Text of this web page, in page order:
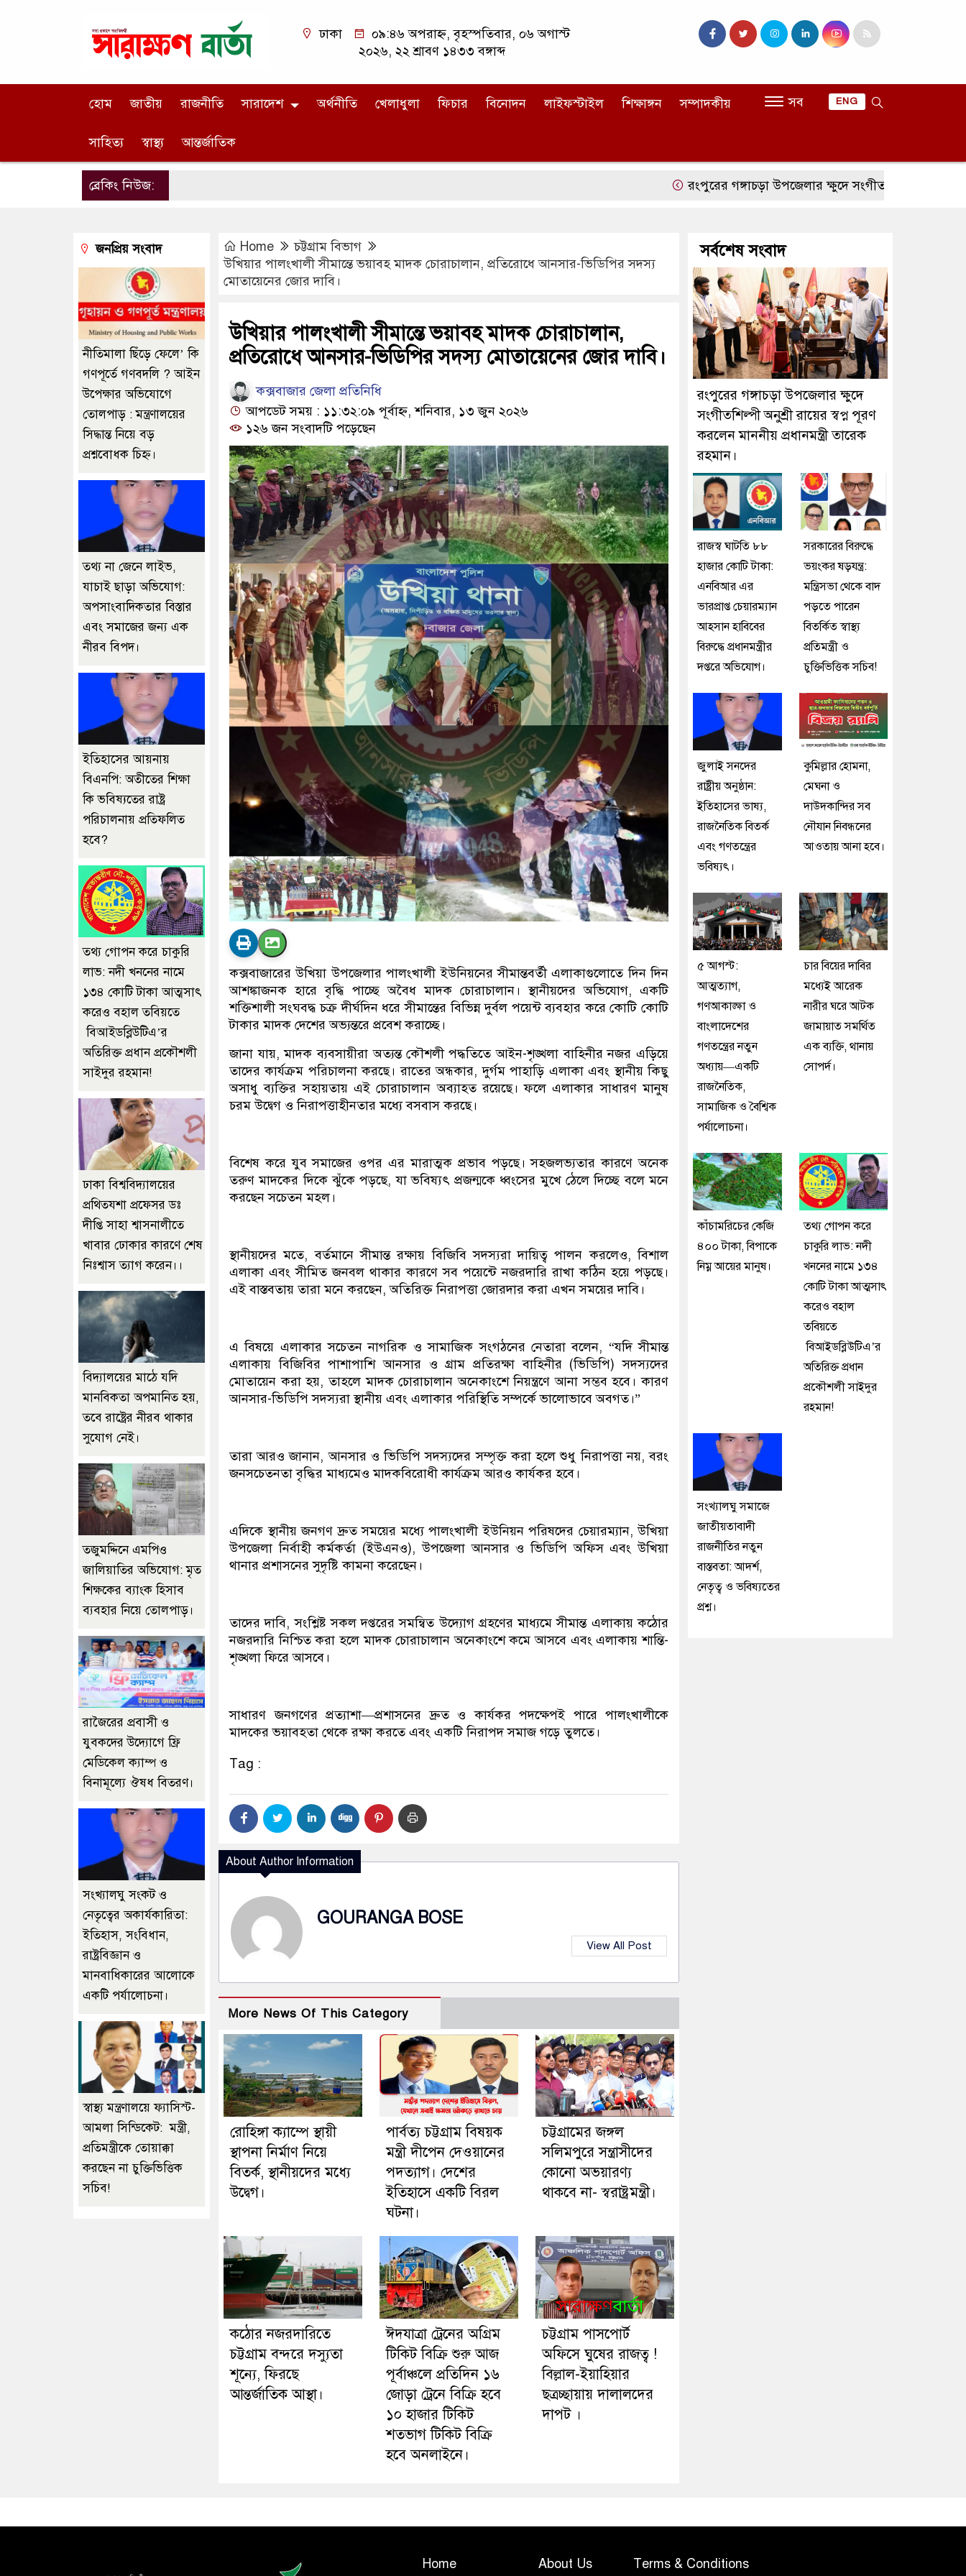
ঢাকা
০৯:৪৬ অপরাহ্ন, বৃহস্পতিবার, ০৬ অগাস্ট
২০২৬, ২২ শ্রাবণ ১৪৩৩ বঙ্গাব্দ
হোম জাতীয় রাজনীতি সারাদেশ অর্থনীতি খেলাধুলা ফিচার বিনোদন লাইফস্টাইল শিক্ষাঙ্গন সম্পাদকীয়
সাহিত্য স্বাস্থ্য আন্তর্জাতিক
সব ENG
ব্রেকিং নিউজ: রংপুরের গঙ্গাচড়া উপজেলার ক্ষুদে সংগীতশিল্পী অনুশ্রী রায়ের স্বপ্ন
Home
চট্টগ্রাম বিভাগ
উখিয়ার পালংখালী সীমান্তে ভয়াবহ মাদক চোরাচালান, প্রতিরোধে আনসার-ভিডিপির সদস্য
মোতায়েনের জোর দাবি।
উখিয়ার পালংখালী সীমান্তে ভয়াবহ মাদক চোরাচালান,
প্রতিরোধে আনসার-ভিডিপির সদস্য মোতায়েনের জোর দাবি।
কক্সবাজার জেলা প্রতিনিধি
আপডেট সময় : ১১:৩২:০৯ পূর্বাহ্ন, শনিবার, ১৩ জুন ২০২৬
১২৬ জন সংবাদটি পড়েছেন
কক্সবাজারের উখিয়া উপজেলার পালংখালী ইউনিয়নের সীমান্তবর্তী এলাকাগুলোতে দিন দিন
আশঙ্কাজনক হারে বৃদ্ধি পাচ্ছে অবৈধ মাদক চোরাচালান। স্থানীয়দের অভিযোগ, একটি
শক্তিশালী সংঘবদ্ধ চক্র দীর্ঘদিন ধরে সীমান্তের বিভিন্ন দুর্বল পয়েন্ট ব্যবহার করে কোটি কোটি
টাকার মাদক দেশের অভ্যন্তরে প্রবেশ করাচ্ছে।
জানা যায়, মাদক ব্যবসায়ীরা অত্যন্ত কৌশলী পদ্ধতিতে আইন-শৃঙ্খলা বাহিনীর নজর এড়িয়ে
তাদের কার্যক্রম পরিচালনা করছে। রাতের অন্ধকার, দুর্গম পাহাড়ি এলাকা এবং স্থানীয় কিছু
অসাধু ব্যক্তির সহায়তায় এই চোরাচালান অব্যাহত রয়েছে। ফলে এলাকার সাধারণ মানুষ
চরম উদ্বেগ ও নিরাপত্তাহীনতার মধ্যে বসবাস করছে।
বিশেষ করে যুব সমাজের ওপর এর মারাত্মক প্রভাব পড়ছে। সহজলভ্যতার কারণে অনেক
তরুণ মাদকের দিকে ঝুঁকে পড়ছে, যা ভবিষ্যৎ প্রজন্মকে ধ্বংসের মুখে ঠেলে দিচ্ছে বলে মনে
করছেন সচেতন মহল।
স্থানীয়দের মতে, বর্তমানে সীমান্ত রক্ষায় বিজিবি সদস্যরা দায়িত্ব পালন করলেও, বিশাল
এলাকা এবং সীমিত জনবল থাকার কারণে সব পয়েন্টে নজরদারি রাখা কঠিন হয়ে পড়ছে।
এই বাস্তবতায় তারা মনে করছেন, অতিরিক্ত নিরাপত্তা জোরদার করা এখন সময়ের দাবি।
এ বিষয়ে এলাকার সচেতন নাগরিক ও সামাজিক সংগঠনের নেতারা বলেন, “যদি সীমান্ত
এলাকায় বিজিবির পাশাপাশি আনসার ও গ্রাম প্রতিরক্ষা বাহিনীর (ভিডিপি) সদস্যদের
মোতায়েন করা হয়, তাহলে মাদক চোরাচালান অনেকাংশে নিয়ন্ত্রণে আনা সম্ভব হবে। কারণ
আনসার-ভিডিপি সদস্যরা স্থানীয় এবং এলাকার পরিস্থিতি সম্পর্কে ভালোভাবে অবগত।”
তারা আরও জানান, আনসার ও ভিডিপি সদস্যদের সম্পৃক্ত করা হলে শুধু নিরাপত্তা নয়, বরং
জনসচেতনতা বৃদ্ধির মাধ্যমেও মাদকবিরোধী কার্যক্রম আরও কার্যকর হবে।
এদিকে স্থানীয় জনগণ দ্রুত সময়ের মধ্যে পালংখালী ইউনিয়ন পরিষদের চেয়ারম্যান, উখিয়া
উপজেলা নির্বাহী কর্মকর্তা (ইউএনও), উপজেলা আনসার ও ভিডিপি অফিস এবং উখিয়া
থানার প্রশাসনের সুদৃষ্টি কামনা করেছেন।
তাদের দাবি, সংশ্লিষ্ট সকল দপ্তরের সমন্বিত উদ্যোগ গ্রহণের মাধ্যমে সীমান্ত এলাকায় কঠোর
নজরদারি নিশ্চিত করা হলে মাদক চোরাচালান অনেকাংশে কমে আসবে এবং এলাকায় শান্তি-
শৃঙ্খলা ফিরে আসবে।
সাধারণ জনগণের প্রত্যাশা—প্রশাসনের দ্রুত ও কার্যকর পদক্ষেপই পারে পালংখালীকে
মাদকের ভয়াবহতা থেকে রক্ষা করতে এবং একটি নিরাপদ সমাজ গড়ে তুলতে।
Tag :
About Author Information
GOURANGA BOSE
View All Post
More News Of This Category
রোহিঙ্গা ক্যাম্পে স্থায়ী
স্থাপনা নির্মাণ নিয়ে
বিতর্ক, স্থানীয়দের মধ্যে
উদ্বেগ।
পার্বত্য চট্টগ্রাম বিষয়ক
মন্ত্রী দীপেন দেওয়ানের
পদত্যাগ। দেশের
ইতিহাসে একটি বিরল
ঘটনা।
চট্টগ্রামের জঙ্গল
সলিমপুরে সন্ত্রাসীদের
কোনো অভয়ারণ্য
থাকবে না- স্বরাষ্ট্রমন্ত্রী।
কঠোর নজরদারিতে
চট্টগ্রাম বন্দরে দস্যুতা
শূন্যে, ফিরছে
আন্তর্জাতিক আস্থা।
ঈদযাত্রা ট্রেনের অগ্রিম
টিকিট বিক্রি শুরু আজ
পূর্বাঞ্চলে প্রতিদিন ১৬
জোড়া ট্রেনে বিক্রি হবে
১০ হাজার টিকিট
শতভাগ টিকিট বিক্রি
হবে অনলাইনে।
চট্টগ্রাম পাসপোর্ট
অফিসে ঘুষের রাজত্ব !
বিল্লাল-ইয়াহিয়ার
ছত্রচ্ছায়ায় দালালদের
দাপট ।
জনপ্রিয় সংবাদ
নীতিমালা ছিঁড়ে ফেলে’ কি
গণপূর্তে গণবদলি ? আইন
উপেক্ষার অভিযোগে
তোলপাড় : মন্ত্রণালয়ের
সিদ্ধান্ত নিয়ে বড়
প্রশ্নবোধক চিহ্ন।
তথ্য না জেনে লাইভ,
যাচাই ছাড়া অভিযোগ:
অপসাংবাদিকতার বিস্তার
এবং সমাজের জন্য এক
নীরব বিপদ।
ইতিহাসের আয়নায়
বিএনপি: অতীতের শিক্ষা
কি ভবিষ্যতের রাষ্ট্র
পরিচালনায় প্রতিফলিত
হবে?
তথ্য গোপন করে চাকুরি
লাভ: নদী খননের নামে
১৩৪ কোটি টাকা আত্মসাৎ
করেও বহাল তবিয়তে
বিআইডব্লিউটিএ’র
অতিরিক্ত প্রধান প্রকৌশলী
সাইদুর রহমান!
ঢাকা বিশ্ববিদ্যালয়ের
প্রথিতযশা প্রফেসর ডঃ
দীপ্তি সাহা শ্বাসনালীতে
খাবার ঢোকার কারণে শেষ
নিঃশ্বাস ত্যাগ করেন।।
বিদ্যালয়ের মাঠে যদি
মানবিকতা অপমানিত হয়,
তবে রাষ্ট্রের নীরব থাকার
সুযোগ নেই।
তজুমদ্দিনে এমপিও
জালিয়াতির অভিযোগ: মৃত
শিক্ষকের ব্যাংক হিসাব
ব্যবহার নিয়ে তোলপাড়।
রাজৈরের‌ প্রবাসী ও
যুবকদের উদ্যোগে ফ্রি
মেডিকেল ক্যাম্প ও
বিনামূল্যে ঔষধ বিতরণ।
সংখ্যালঘু সংকট ও
নেতৃত্বের অকার্যকারিতা:
ইতিহাস, সংবিধান,
রাষ্ট্রবিজ্ঞান ও
মানবাধিকারের আলোকে
একটি পর্যালোচনা।
স্বাস্থ্য মন্ত্রণালয়ে ফ্যাসিস্ট-
আমলা সিন্ডিকেট: মন্ত্রী,
প্রতিমন্ত্রীকে তোয়াক্কা
করছেন না চুক্তিভিত্তিক
সচিব!
সর্বশেষ সংবাদ
রংপুরের গঙ্গাচড়া উপজেলার ক্ষুদে
সংগীতশিল্পী অনুশ্রী রায়ের স্বপ্ন পূরণ
করলেন মাননীয় প্রধানমন্ত্রী তারেক
রহমান।
রাজস্ব ঘাটতি ৮৮
হাজার কোটি টাকা:
এনবিআর এর
ভারপ্রাপ্ত চেয়ারম্যান
আহসান হাবিবের
বিরুদ্ধে প্রধানমন্ত্রীর
দপ্তরে অভিযোগ।
সরকারের বিরুদ্ধে
ভয়ংকর ষড়যন্ত্র:
মন্ত্রিসভা থেকে বাদ
পড়তে পারেন
বিতর্কিত স্বাস্থ্য
প্রতিমন্ত্রী ও
চুক্তিভিত্তিক সচিব!
জুলাই সনদের
রাষ্ট্রীয় অনুষ্ঠান:
ইতিহাসের ভাষ্য,
রাজনৈতিক বিতর্ক
এবং গণতন্ত্রের
ভবিষ্যৎ।
কুমিল্লার হোমনা,
মেঘনা ও
দাউদকান্দির সব
নৌযান নিবন্ধনের
আওতায় আনা হবে।
৫ আগস্ট:
আত্মত্যাগ,
গণআকাঙ্ক্ষা ও
বাংলাদেশের
গণতন্ত্রের নতুন
অধ্যায়—একটি
রাজনৈতিক,
সামাজিক ও বৈশ্বিক
পর্যালোচনা।
চার বিয়ের দাবির
মধ্যেই আরেক
নারীর ঘরে আটক
জামায়াত সমর্থিত
এক ব্যক্তি, থানায়
সোপর্দ।
কাঁচামরিচের কেজি
৪০০ টাকা, বিপাকে
নিম্ন আয়ের মানুষ।
তথ্য গোপন করে
চাকুরি লাভ: নদী
খননের নামে ১৩৪
কোটি টাকা আত্মসাৎ
করেও বহাল
তবিয়তে
বিআইডব্লিউটিএ’র
অতিরিক্ত প্রধান
প্রকৌশলী সাইদুর
রহমান!
সংখ্যালঘু সমাজে
জাতীয়তাবাদী
রাজনীতির নতুন
বাস্তবতা: আদর্শ,
নেতৃত্ব ও ভবিষ্যতের
প্রশ্ন।
Home About Us Terms & Conditions